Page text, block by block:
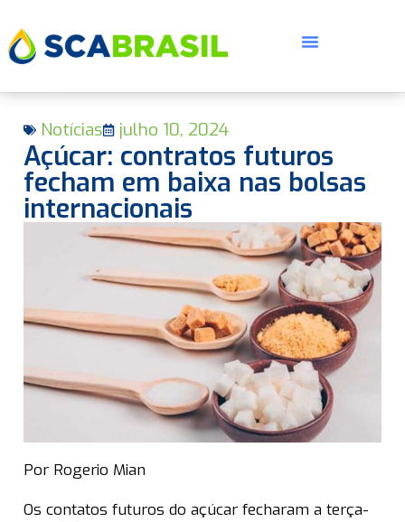
Notícias julho 10, 2024
Açúcar: contratos futuros
fecham em baixa nas bolsas
internacionais
Por Rogerio Mian
Os contatos futuros do açúcar fecharam a terça-